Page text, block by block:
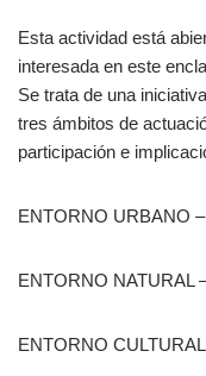
Esta actividad está
interesada en este
Se trata de una
tres ámbitos de
participación e
ENTORNO URBANO
ENTORNO NATURAL
ENTORNO